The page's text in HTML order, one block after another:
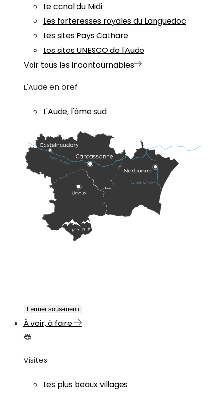
Le canal du Midi
Les forteresses royales du Languedoc
Les sites Pays Cathare
Les sites UNESCO de l'Aude
Voir tous les incontournables
L'Aude en bref
L'Aude, l'âme sud
Fermer sous-menu
À voir, à faire
Visites
Les plus beaux villages